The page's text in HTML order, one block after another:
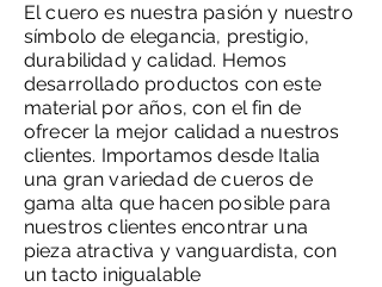
El cuero es nuestra pasión y nuestro
símbolo de elegancia, prestigio,
durabilidad y calidad. Hemos
desarrollado productos con este
material por años, con el fin de
ofrecer la mejor calidad a nuestros
clientes. Importamos desde Italia
una gran variedad de cueros de
gama alta que hacen posible para
nuestros clientes encontrar una
pieza atractiva y vanguardista, con
un tacto inigualable